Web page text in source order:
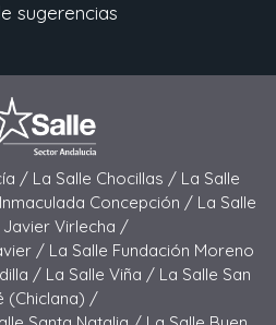
sugerencias
/ La Salle Chocillas / La Salle
Concepción / La Salle
Javier Virlecha /
/ La Salle Fundación Moreno
/ La Salle Viña / La Salle San
(Chiclana) /